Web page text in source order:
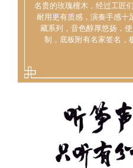
名贵的玫瑰檀木，经过工匠
耐用更有质感，演奏手感十
藏系列，音色醇厚悠扬，
制，底板附有名家签名，